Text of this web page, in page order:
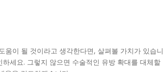
이 될 것이라고 생각한다면, 살펴볼 가치가 있습니
세요. 그렇지 않으면 수술적인 유방 확대를 대체할